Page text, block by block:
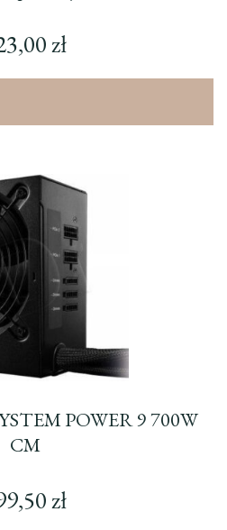
zł
POWER 9 700W
CM
zł